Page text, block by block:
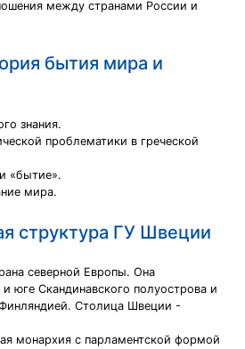
между странами России и
бытия мира и
знания.
проблематики в греческой
«бытие».
мира.
структура ГУ Швеции
северной Европы. Она
юге Скандинавского полуострова и
Столица Швеции -
монархия с парламентской формой